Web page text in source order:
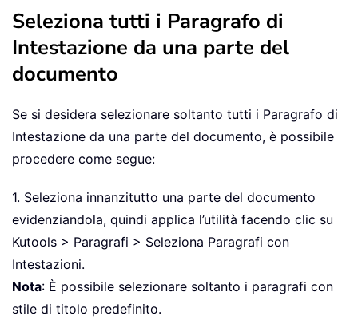
Seleziona tutti i Paragrafo di
Intestazione da una parte del
documento
Se si desidera selezionare soltanto tutti i Paragrafo di
Intestazione da una parte del documento, è possibile
procedere come segue:
1. Seleziona innanzitutto una parte del documento
evidenziandola, quindi applica l’utilità facendo clic su
Kutools > Paragrafi > Seleziona Paragrafi con
Intestazioni.
Nota: È possibile selezionare soltanto i paragrafi con
stile di titolo predefinito.